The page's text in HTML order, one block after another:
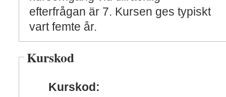
efterfrågan är 7. Kursen ges typiskt
vart femte år.
Kurskod
Kurskod: